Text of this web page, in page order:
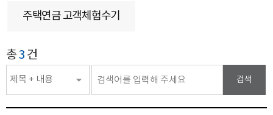
주택연금 고객체험수기
게시글
검색
총3 건
검색분류선택
검색